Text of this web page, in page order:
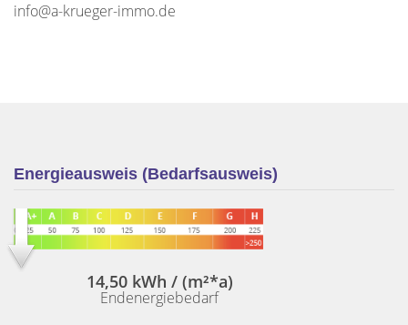
info@a-krueger-immo.de
Energieausweis (Bedarfsausweis)
14,50 kWh / (m²*a)
Endenergiebedarf